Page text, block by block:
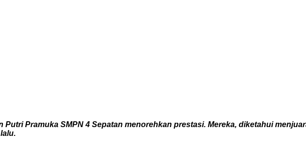
Pramuka SMPN 4 Sepatan menorehkan prestasi. Mereka, diketahui